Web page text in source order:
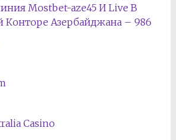
Mostbet-aze45 И Live В
Конторе Азербайджана – 986
Casino